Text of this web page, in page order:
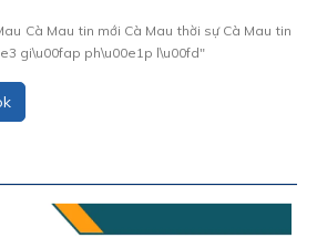
Cà Mau tin mới Cà Mau thời sự Cà Mau tin
gi\u00fap ph\u00e1p l\u00fd"